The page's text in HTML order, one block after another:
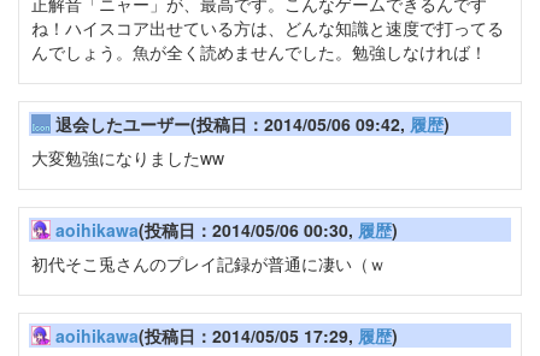
ね！ハイスコア出せている方は、どんな知識と速度で打ってる
んでしょう。魚が全く読めませんでした。勉強しなければ！
退会したユーザー(投稿日：2014/05/06 09:42, 履歴)
大変勉強になりましたww
aoihikawa(投稿日：2014/05/06 00:30, 履歴)
初代そこ兎さんのプレイ記録が普通に凄い（ｗ
aoihikawa(投稿日：2014/05/05 17:29, 履歴)